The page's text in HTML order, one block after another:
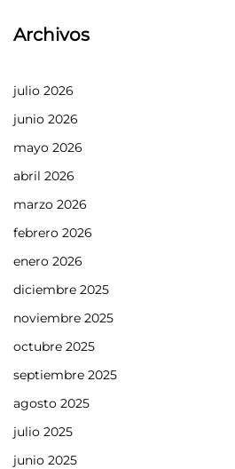
Archivos
julio 2026
junio 2026
mayo 2026
abril 2026
marzo 2026
febrero 2026
enero 2026
diciembre 2025
noviembre 2025
octubre 2025
septiembre 2025
agosto 2025
julio 2025
junio 2025